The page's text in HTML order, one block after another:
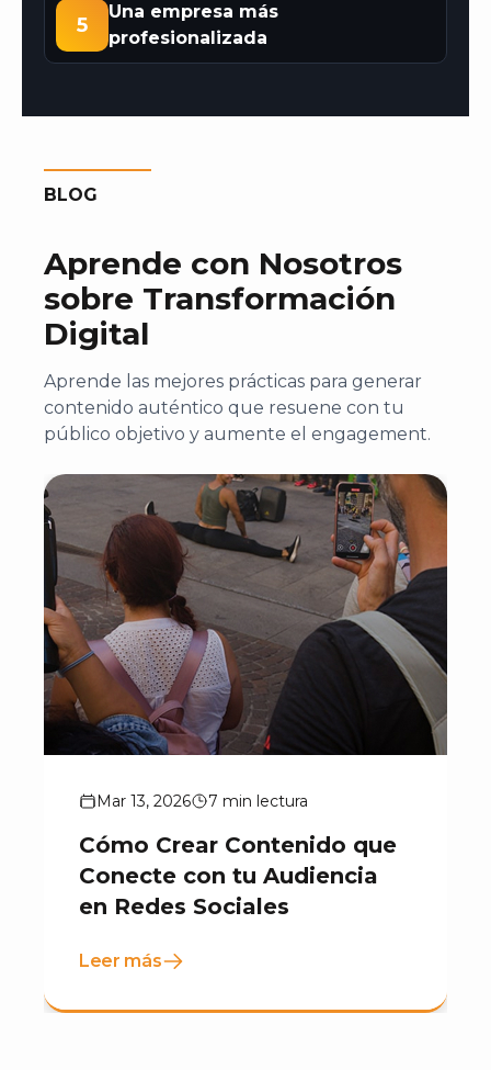
5
Una empresa más
profesionalizada
BLOG
Aprende con Nosotros
sobre Transformación
Digital
Aprende las mejores prácticas para generar
contenido auténtico que resuene con tu
público objetivo y aumente el engagement.
Mar 13, 2026 7 min lectura
Cómo Crear Contenido que
Conecte con tu Audiencia
en Redes Sociales
Leer más